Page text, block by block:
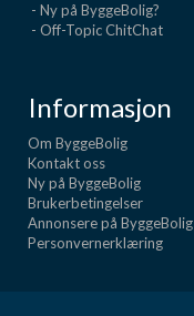
- Ny på ByggeBolig?
- Off-Topic ChitChat
Informasjon
Om ByggeBolig
Kontakt oss
Ny på ByggeBolig
Brukerbetingelser
Annonsere på ByggeBolig
Personvernerklæring